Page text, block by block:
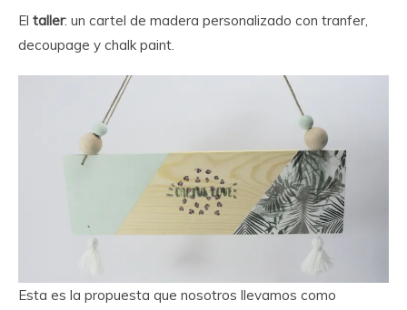
El taller: un cartel de madera personalizado con tranfer,
decoupage y chalk paint.
Esta es la propuesta que nosotros llevamos como